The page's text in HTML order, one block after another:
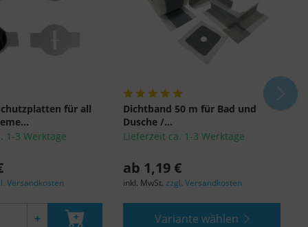
für all
1-3 Werktage
Versandkosten
+
Dichtband 50 m für Bad und
Dusche /...
Lieferzeit ca. 1-3 Werktage
ab 1,19 €
inkl. MwSt.zzgl. Versandkosten
Variante wählen